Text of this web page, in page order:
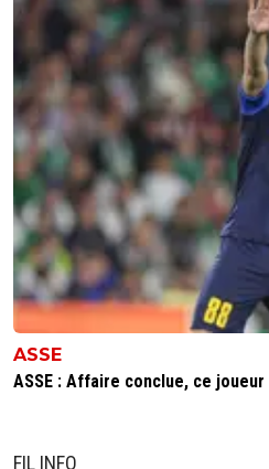
ASSE
ASSE : Affaire conclue, ce
FIL INFO